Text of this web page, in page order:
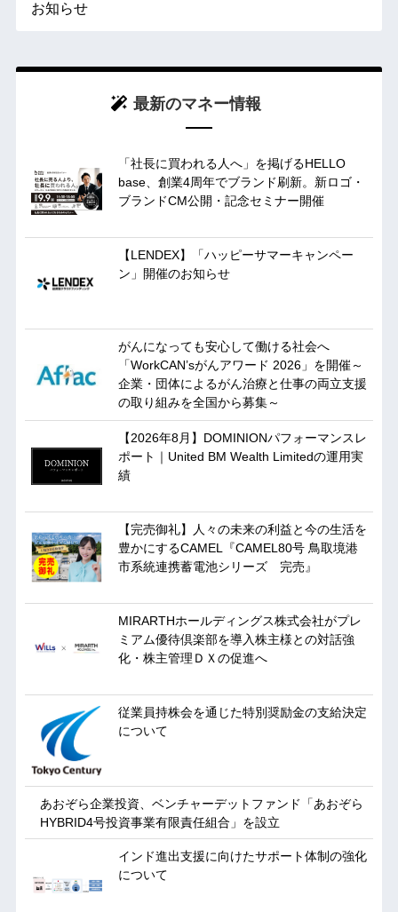
お知らせ
最新のマネー情報
「社長に買われる人へ」を掲げるHELLO
base、創業4周年でブランド刷新。新ロゴ・
ブランドCM公開・記念セミナー開催
【LENDEX】「ハッピーサマーキャンペー
ン」開催のお知らせ
がんになっても安心して働ける社会へ
「WorkCAN’sがんアワード 2026」を開催～
企業・団体によるがん治療と仕事の両立支援
の取り組みを全国から募集～
【2026年8月】DOMINIONパフォーマンスレ
ポート｜United BM Wealth Limitedの運用実
績
【完売御礼】人々の未来の利益と今の生活を
豊かにするCAMEL『CAMEL80号 鳥取境港
市系統連携蓄電池シリーズ 完売』
MIRARTHホールディングス株式会社がプレ
ミアム優待倶楽部を導入株主様との対話強
化・株主管理ＤＸの促進へ
従業員持株会を通じた特別奨励金の支給決定
について
あおぞら企業投資、ベンチャーデットファンド「あおぞら
HYBRID4号投資事業有限責任組合」を設立
インド進出支援に向けたサポート体制の強化
について